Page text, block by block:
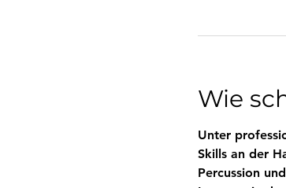
Wie
Unter
Skills an der
Percussion